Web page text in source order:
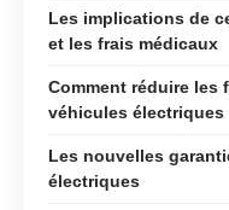
Les implications de
et les frais médicaux
Comment réduire les
véhicules électriques
Les nouvelles
électriques